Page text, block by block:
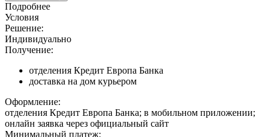
Подробнее
Условия
Решение:
Индивидуально
Получение:
отделения Кредит Европа Банка
доставка на дом курьером
Оформление:
отделения Кредит Европа Банка; в мобильном приложении;
онлайн заявка через официальный сайт
Минимальный платеж: